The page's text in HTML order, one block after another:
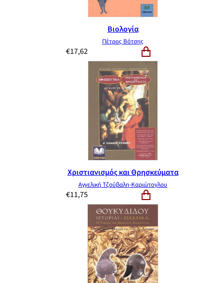
Βιολογία
Πέτρος Βότσης
€17,62
Χριστιανισμός και Θρησκεύματα
Αγγελική Τζούβαλη-Καριώτογλου
€11,75